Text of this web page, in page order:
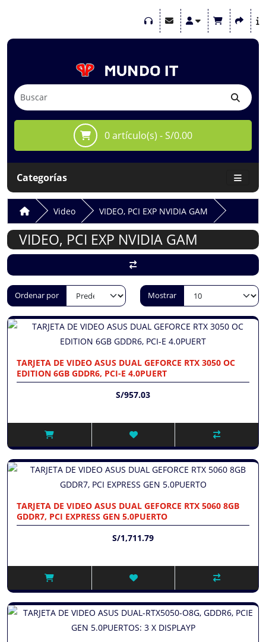
0 artículo(s) - S/0.00
Categorías
Video VIDEO, PCI EXP NVIDIA GAM
VIDEO, PCI EXP NVIDIA GAM
Ordenar por Mostrar
TARJETA DE VIDEO ASUS DUAL GEFORCE RTX 3050 OC
EDITION 6GB GDDR6, PCI-E 4.0PUERT
S/957.03
TARJETA DE VIDEO ASUS DUAL GEFORCE RTX 5060 8GB
GDDR7, PCI EXPRESS GEN 5.0PUERTO
S/1,711.79